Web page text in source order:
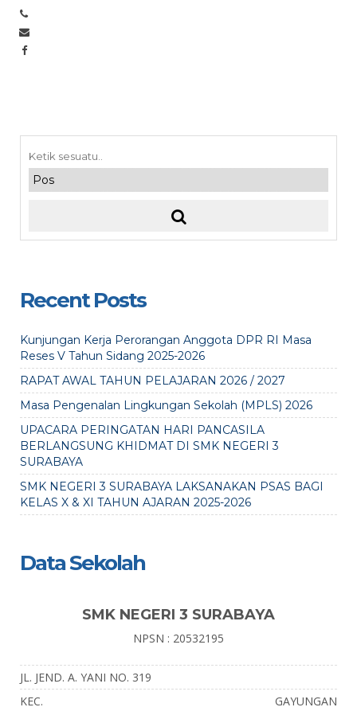
Recent Posts
Kunjungan Kerja Perorangan Anggota DPR RI Masa
Reses V Tahun Sidang 2025-2026
RAPAT AWAL TAHUN PELAJARAN 2026 / 2027
Masa Pengenalan Lingkungan Sekolah (MPLS) 2026
UPACARA PERINGATAN HARI PANCASILA
BERLANGSUNG KHIDMAT DI SMK NEGERI 3
SURABAYA
SMK NEGERI 3 SURABAYA LAKSANAKAN PSAS BAGI
KELAS X & XI TAHUN AJARAN 2025-2026
Data Sekolah
SMK NEGERI 3 SURABAYA
NPSN : 20532195
JL. JEND. A. YANI NO. 319
KEC.
GAYUNGAN